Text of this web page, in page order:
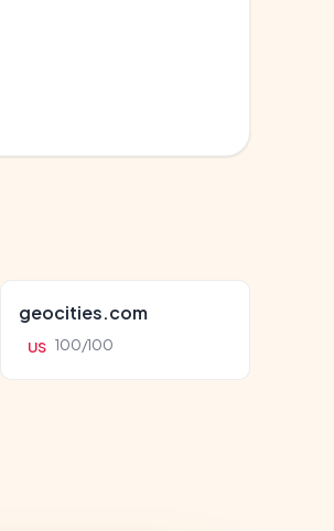
geocities.com
US 100/100